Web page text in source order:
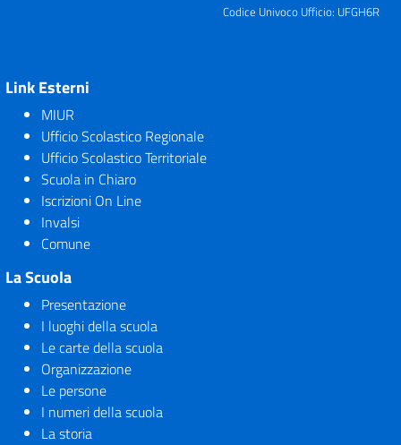
Codice Univoco Ufficio: UFGH6R
Link Esterni
MIUR
Ufficio Scolastico Regionale
Ufficio Scolastico Territoriale
Scuola in Chiaro
Iscrizioni On Line
Invalsi
Comune
La Scuola
Presentazione
I luoghi della scuola
Le carte della scuola
Organizzazione
Le persone
I numeri della scuola
La storia